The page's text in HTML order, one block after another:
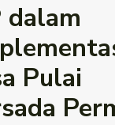
dalam
Pulai